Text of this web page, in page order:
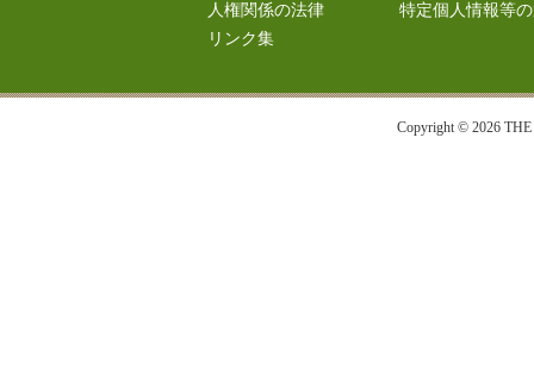
人権関係の法律
リンク集
特定個人情報等
Copyright © 2026